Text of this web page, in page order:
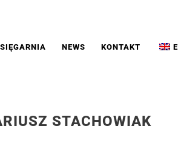
NEWS KONTAKT
STACHOWIAK